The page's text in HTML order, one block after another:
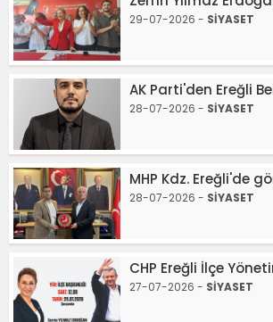
29-07-2026 - SİYASET
AK Parti'den Ereğli
28-07-2026 - SİYASET
MHP Kdz. Ereğli'de
28-07-2026 - SİYASET
CHP Ereğli İlçe
27-07-2026 - SİYASET